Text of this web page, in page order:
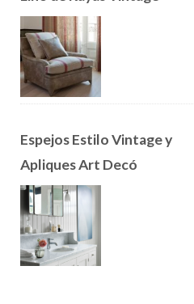
Espejos Estilo Vintage y
Apliques Art Decó